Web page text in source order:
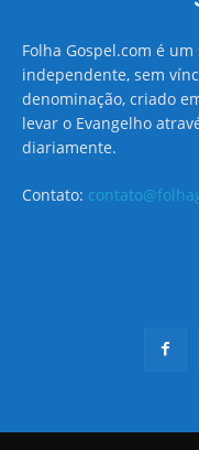
Folha Gospel.com é
independente, sem
denominação, criado
levar o Evangelho
diariamente.
Contato: